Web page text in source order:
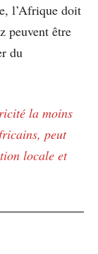
l’Afrique doit
peuvent être
du
la moins
peut
locale et